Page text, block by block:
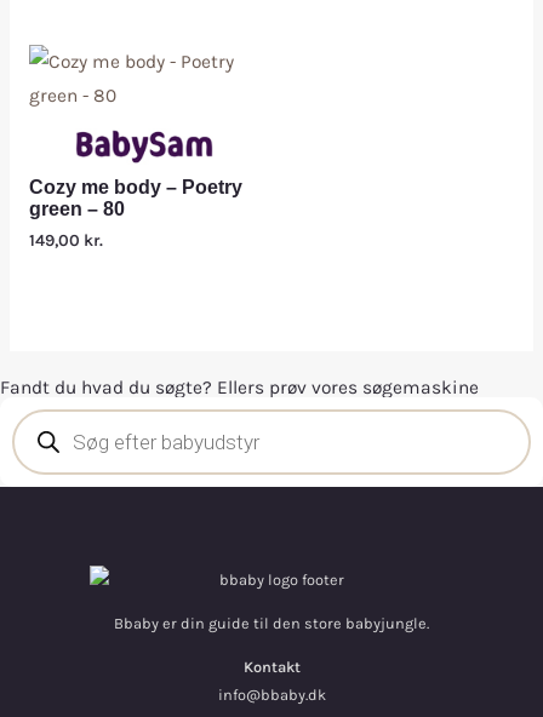
Cozy me body – Poetry
green – 80
149,00 kr.
Fandt du hvad du søgte? Ellers prøv vores søgemaskine
Bbaby er din guide til den store babyjungle.
Kontakt
info@bbaby.dk